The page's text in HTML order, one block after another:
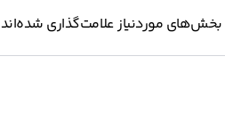
بخش‌های موردنیاز علامت‌گذاری شده‌اند